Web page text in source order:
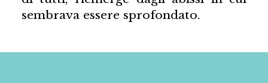
sembrava essere sprofondato.